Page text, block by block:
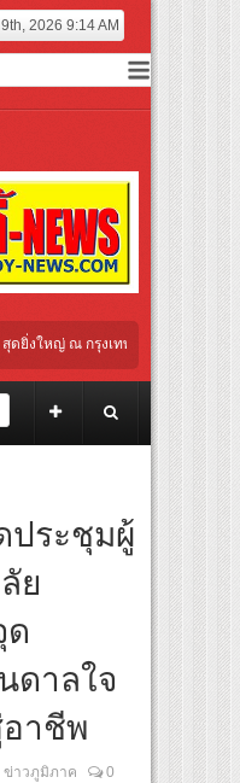
2026 9:14 AM
งเทพฯ ขนทัพศิลปินชั้นนำ พร้อมกาล่
FOR MOM @BENCHASIRI
เปิดประเดิมเคะ-เมะ สุดเซอร์ไพร้ส์
แพลตฟอร์มการเรียนรู้ “Creative
า 100 ล้านบาท
ดึงนักท่องเที่ยวคุณภาพจากอินโ
งเทพฯ ขนทัพศิลปินชั้นนำ พร้อมกาล่
ประชุมผู้
ย
ด
ดาลใจ
าชีพ
ข่าวภูมิภาค 0